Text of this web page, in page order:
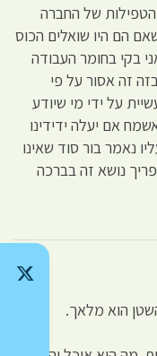
של החברה
הם היו שואלים הכוס
בקי בחומר העבודה
זה אסור על פי
על ידי מי שיודע
אם יעלה ידידינו
נאמר בור סוד שאינו
נושא זה בברכה
הוא מלאך.